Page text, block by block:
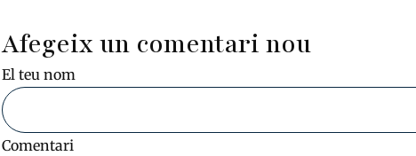
Afegeix un comentari nou
El teu nom
Comentari